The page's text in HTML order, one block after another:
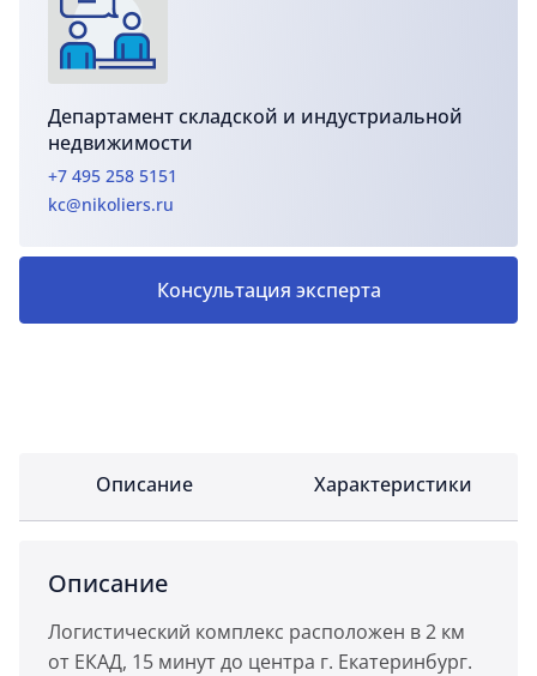
Департамент складской и индустриальной
недвижимости
+7 495 258 5151
kc@nikoliers.ru
Консультация эксперта
Описание Характеристики
Описание
Логистический комплекс расположен в 2 км
от ЕКАД, 15 минут до центра г. Екатеринбург.